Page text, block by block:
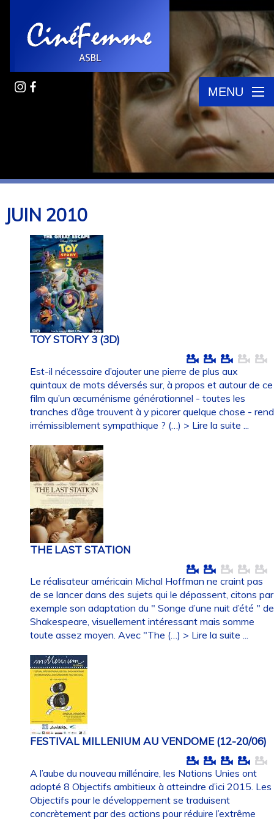
MENU
JUIN 2010
TOY STORY 3 (3D)
Est-il nécessaire d’ajouter une pierre de plus aux
quintaux de mots déversés sur, à propos et autour de ce
film qu’un œcuménisme générationnel - toutes les
tranches d’âge trouvent à y picorer quelque chose - rend
irrémissiblement sympathique ? (…) > Lire la suite ...
THE LAST STATION
Le réalisateur américain Michal Hoffman ne craint pas
de se lancer dans des sujets qui le dépassent, citons par
exemple son adaptation du " Songe d’une nuit d’été " de
Shakespeare, visuellement intéressant mais somme
toute assez moyen. Avec "The (…) > Lire la suite ...
FESTIVAL MILLENIUM AU VENDOME (12-20/06)
A l’aube du nouveau millénaire, les Nations Unies ont
adopté 8 Objectifs ambitieux à atteindre d’ici 2015. Les
Objectifs pour le développement se traduisent
concrètement par des actions pour réduire l’extrême